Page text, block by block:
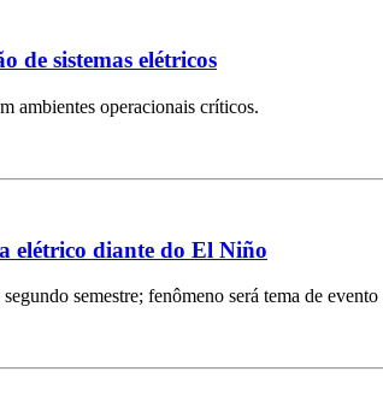
de sistemas elétricos
ambientes operacionais críticos.
elétrico diante do El Niño
semestre; fenômeno será tema de